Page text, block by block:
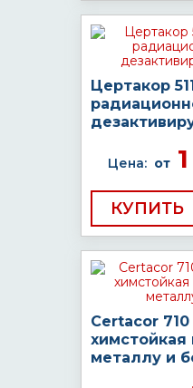
Цертакор
Цена: от
КУПИТЬ
Certacor
металлу и